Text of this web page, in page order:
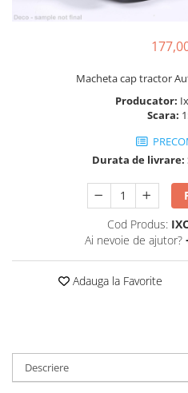
Macheta cap tractor
Producator:
Scara:
Durata de livrare:
Cod Produs:
Ai nevoie de ajutor?
Adauga la Favorite
Descriere